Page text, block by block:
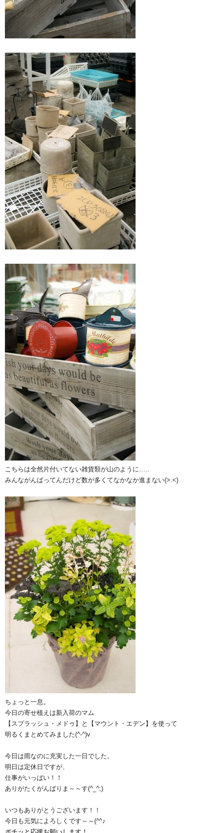
こちらは全然片付いてない雑貨類が山のように…..
みんながんばってんだけど数が多くてなかなか進まない(>.<)
ちょっと一息。
今日の寄せ植えは新入荷のマム
【スプラッシュ・メドゥ】と【マウント・エデン】を使って
明るくまとめてみました(^-^)v
今日は雨なのに充実した一日でした。
明日は定休日ですが、
仕事がいっぱい！！
ありがたくがんばりま～～す(^_^;)
いつもありがとうございます！！
今日も元気によろしくです～～(^^♪